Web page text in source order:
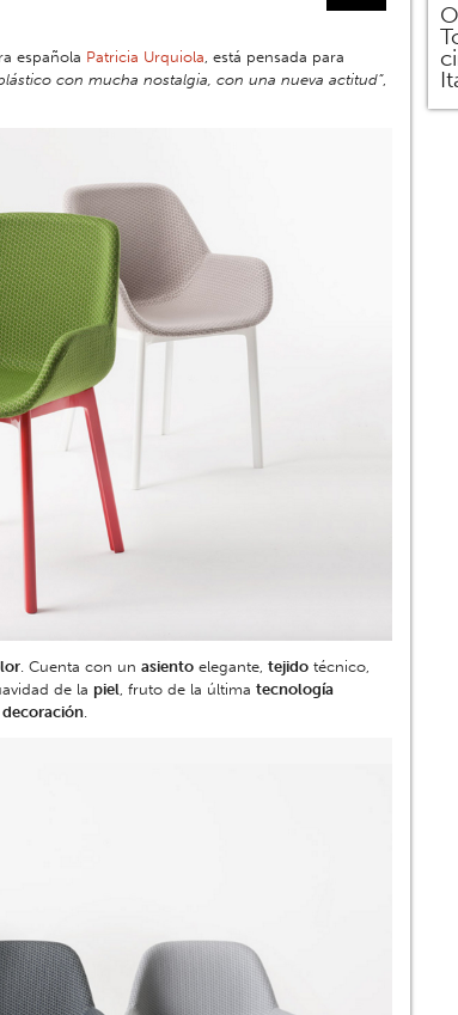
española Patricia Urquiola , está pensada para
con mucha nostalgia, con una nueva actitud”,
. Cuenta con un asiento elegante, tejido técnico,
de la piel , fruto de la última tecnología
decoración